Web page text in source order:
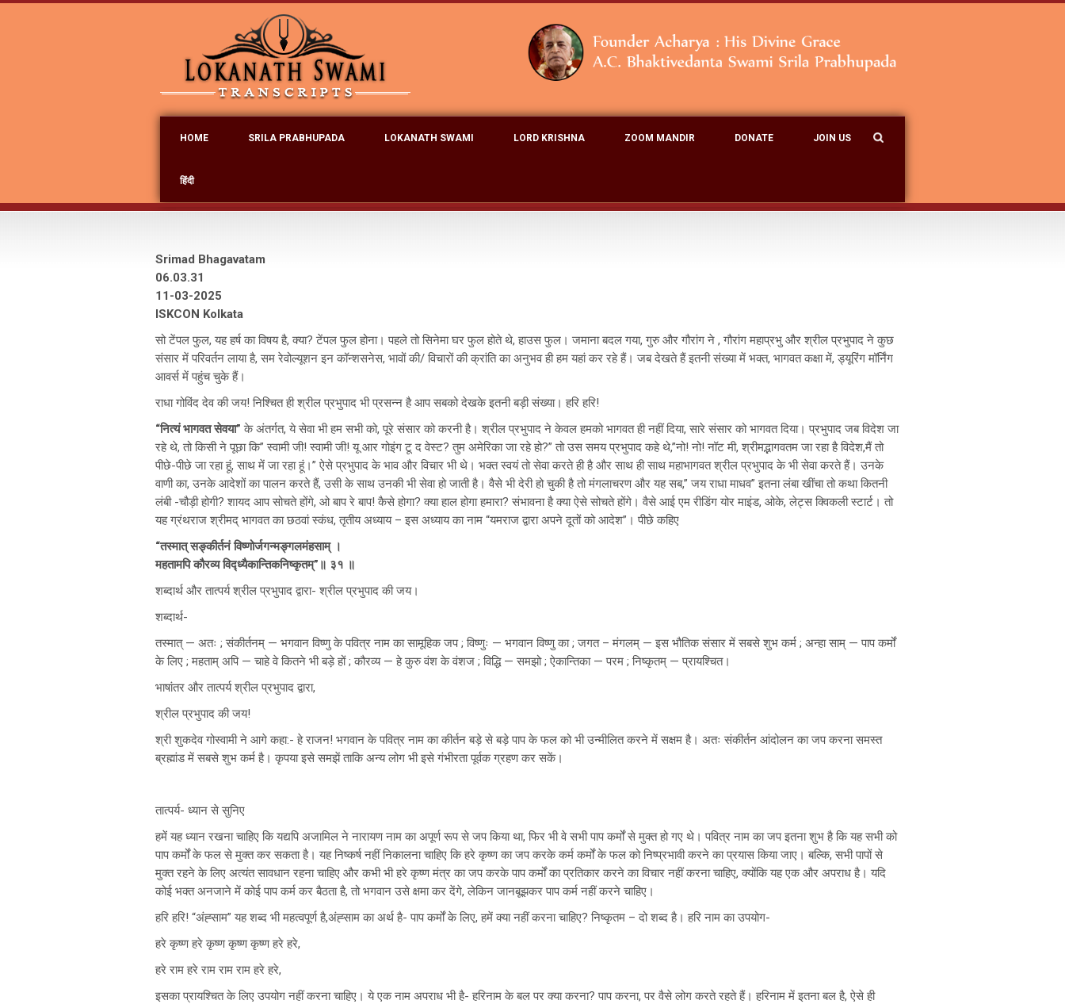
HOME SRILA PRABHUPADA LOKANATH SWAMI LORD KRISHNA ZOOM MANDIR DONATE JOIN US
हिंदी
Srimad Bhagavatam
06.03.31
11-03-2025
ISKCON Kolkata
सो टेंपल फुल, यह हर्ष का विषय है, क्या? टेंपल फुल होना। पहले तो सिनेमा घर फुल होते थे, हाउस फुल। जमाना बदल गया, गुरु और गौरांग ने , गौरांग महाप्रभु और श्रील प्रभुपाद ने कुछ
संसार में परिवर्तन लाया है, सम रेवोल्यूशन इन कॉन्शसनेस, भावों की/ विचारों की क्रांति का अनुभव ही हम यहां कर रहे हैं। जब देखते हैं इतनी संख्या में भक्त, भागवत कक्षा में, ड्यूरिंग मॉर्निंग
आवर्स में पहुंच चुके हैं।
राधा गोविंद देव की जय! निश्चित ही श्रील प्रभुपाद भी प्रसन्न है आप सबको देखके इतनी बड़ी संख्या। हरि हरि!
“नित्यं भागवत सेवया” के अंतर्गत, ये सेवा भी हम सभी को, पूरे संसार को करनी है। श्रील प्रभुपाद ने केवल हमको भागवत ही नहीं दिया, सारे संसार को भागवत दिया। प्रभुपाद जब विदेश जा
रहे थे, तो किसी ने पूछा कि” स्वामी जी! स्वामी जी! यू आर गोइंग टू द वेस्ट? तुम अमेरिका जा रहे हो?” तो उस समय प्रभुपाद कहे थे,”नो! नो! नॉट मी, श्रीमद्भागवतम जा रहा है विदेश,मैं तो
पीछे-पीछे जा रहा हूं, साथ में जा रहा हूं।” ऐसे प्रभुपाद के भाव और विचार भी थे। भक्त स्वयं तो सेवा करते ही है और साथ ही साथ महाभागवत श्रील प्रभुपाद के भी सेवा करते हैं। उनके
वाणी का, उनके आदेशों का पालन करते हैं, उसी के साथ उनकी भी सेवा हो जाती है। वैसे भी देरी हो चुकी है तो मंगलाचरण और यह सब,” जय राधा माधव” इतना लंबा खींचा तो कथा कितनी
लंबी -चौड़ी होगी? शायद आप सोचते होंगे, ओ बाप रे बाप! कैसे होगा? क्या हाल होगा हमारा? संभावना है क्या ऐसे सोचते होंगे। वैसे आई एम रीडिंग योर माइंड, ओके, लेट्स क्विकली स्टार्ट। तो
यह ग्रंथराज श्रीमद् भागवत का छठवां स्कंध, तृतीय अध्याय – इस अध्याय का नाम “यमराज द्वारा अपने दूतों को आदेश”। पीछे कहिए
“तस्मात् सङ्कीर्तनं विष्णोर्जगन्मङ्गलमंहसाम् ।
महतामपि कौरव्य विद्ध्यैकान्तिकनिष्कृतम्”॥ ३१ ॥
शब्दार्थ और तात्पर्य श्रील प्रभुपाद द्वारा- श्रील प्रभुपाद की जय।
शब्दार्थ-
तस्मात् — अतः ; संकीर्तनम् — भगवान विष्णु के पवित्र नाम का सामूहिक जप ; विष्णुः — भगवान विष्णु का ; जगत – मंगलम् — इस भौतिक संसार में सबसे शुभ कर्म ; अन्हा साम् — पाप कर्मों
के लिए ; महताम् अपि — चाहे वे कितने भी बड़े हों ; कौरव्य — हे कुरु वंश के वंशज ; विद्धि — समझो ; ऐकान्तिका — परम ; निष्कृतम् — प्रायश्चित।
भाषांतर और तात्पर्य श्रील प्रभुपाद द्वारा,
श्रील प्रभुपाद की जय!
श्री शुकदेव गोस्वामी ने आगे कहा:- हे राजन! भगवान के पवित्र नाम का कीर्तन बड़े से बड़े पाप के फल को भी उन्मीलित करने में सक्षम है। अतः संकीर्तन आंदोलन का जप करना समस्त
ब्रह्मांड में सबसे शुभ कर्म है। कृपया इसे समझें ताकि अन्य लोग भी इसे गंभीरता पूर्वक ग्रहण कर सकें।
तात्पर्य- ध्यान से सुनिए
हमें यह ध्यान रखना चाहिए कि यद्यपि अजामिल ने नारायण नाम का अपूर्ण रूप से जप किया था, फिर भी वे सभी पाप कर्मों से मुक्त हो गए थे। पवित्र नाम का जप इतना शुभ है कि यह सभी को
पाप कर्मों के फल से मुक्त कर सकता है। यह निष्कर्ष नहीं निकालना चाहिए कि हरे कृष्ण का जप करके कर्म कर्मों के फल को निष्प्रभावी करने का प्रयास किया जाए। बल्कि, सभी पापों से
मुक्त रहने के लिए अत्यंत सावधान रहना चाहिए और कभी भी हरे कृष्ण मंत्र का जप करके पाप कर्मों का प्रतिकार करने का विचार नहीं करना चाहिए, क्योंकि यह एक और अपराध है। यदि
कोई भक्त अनजाने में कोई पाप कर्म कर बैठता है, तो भगवान उसे क्षमा कर देंगे, लेकिन जानबूझकर पाप कर्म नहीं करने चाहिए।
हरि हरि! “अंह्साम” यह शब्द भी महत्वपूर्ण है,अंह्साम का अर्थ है- पाप कर्मों के लिए, हमें क्या नहीं करना चाहिए? निष्कृतम – दो शब्द है। हरि नाम का उपयोग-
हरे कृष्ण हरे कृष्ण कृष्ण कृष्ण हरे हरे,
हरे राम हरे राम राम राम हरे हरे,
इसका प्रायश्चित के लिए उपयोग नहीं करना चाहिए। ये एक नाम अपराध भी है- हरिनाम के बल पर क्या करना? पाप करना, पर वैसे लोग करते रहते हैं। हरिनाम में इतना बल है, ऐसे ही